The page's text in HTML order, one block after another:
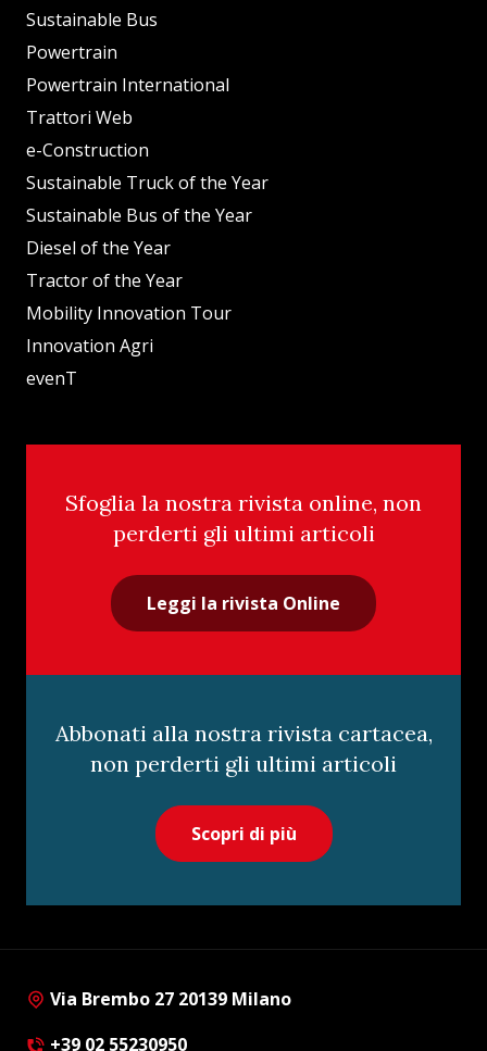
Sustainable Bus
Powertrain
Powertrain International
Trattori Web
e-Construction
Sustainable Truck of the Year
Sustainable Bus of the Year
Diesel of the Year
Tractor of the Year
Mobility Innovation Tour
Innovation Agri
evenT
Sfoglia la nostra rivista online, non
perderti gli ultimi articoli
Leggi la rivista Online
Abbonati alla nostra rivista cartacea,
non perderti gli ultimi articoli
Scopri di più
Via Brembo 27 20139 Milano
+39 02 55230950